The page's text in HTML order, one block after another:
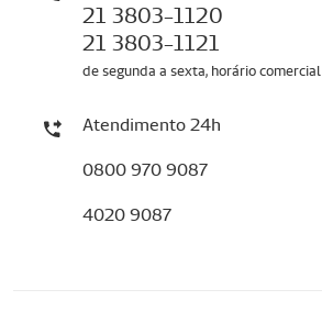
21 3803-1120
21 3803-1121
de segunda a sexta, horário comercial
Atendimento 24h
0800 970 9087
4020 9087